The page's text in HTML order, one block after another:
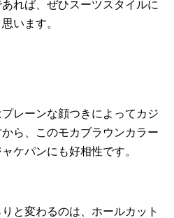
れば、ぜひスーツスタイルに
います。
レーンな顔つきによってカジ
ら、このモカブラウンカラー
ケパンにも好相性です。
と変わるのは、ホールカット